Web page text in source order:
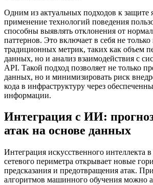
Одним из актуальных подходов к защите
применение технологий поведения
способны выявлять отклонения от
паттернов. Это включает в себя не
традиционных метрик, таких как объем
данных, но и анализ взаимодействия с
API. Такой подход позволяет не только
данных, но и минимизировать риск
кода в инфраструктуру через
информации.
Интеграция с ИИ:
атак на основе данных
Интеграция искусственного интеллекта
сетевого периметра открывает новые
предсказания и предотвращения атак.
алгоритмов машинного обучения можно